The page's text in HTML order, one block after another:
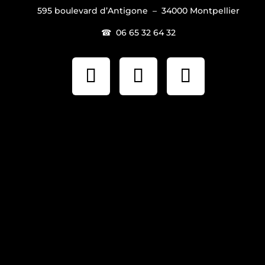
595 boulevard d’Antigone – 34000 Montpellier
☎ 06 65 32 64 32